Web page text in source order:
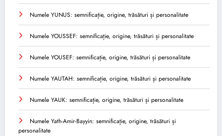
Numele YUNUS: semnificație, origine, trăsături și personalitate
Numele YOUSSEF: semnificație, origine, trăsături și personalitate
Numele YOUSEF: semnificație, origine, trăsături și personalitate
Numele YAUTAH: semnificație, origine, trăsături și personalitate
Numele YAUK: semnificație, origine, trăsături și personalitate
Numele Yath-Amir-Bayyin: semnificație, origine, trăsături și
personalitate